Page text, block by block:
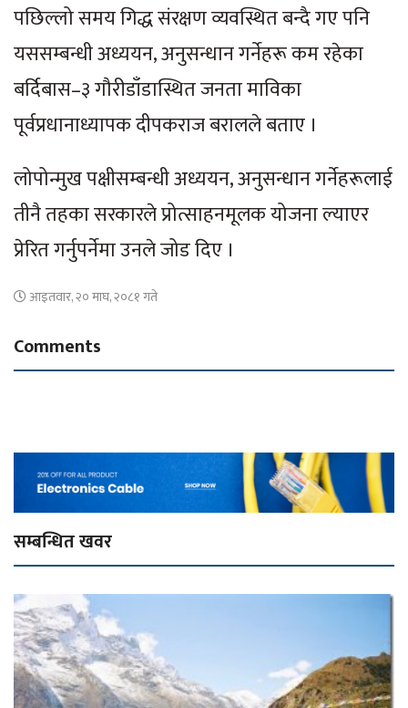
पछिल्लो समय गिद्ध संरक्षण व्यवस्थित बन्दै गए पनि
यससम्बन्धी अध्ययन, अनुसन्धान गर्नेहरू कम रहेका
बर्दिबास–३ गौरीडाँडास्थित जनता माविका
पूर्वप्रधानाध्यापक दीपकराज बरालले बताए ।
लोपोन्मुख पक्षीसम्बन्धी अध्ययन, अनुसन्धान गर्नेहरूलाई
तीनै तहका सरकारले प्रोत्साहनमूलक योजना ल्याएर
प्रेरित गर्नुपर्नेमा उनले जोड दिए ।
आइतवार, २० माघ, २०८१ गते
Comments
सम्बन्धित खवर